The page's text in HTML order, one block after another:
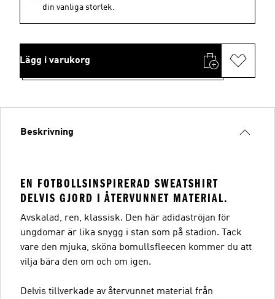
din vanliga storlek.
Lägg i varukorg
Beskrivning
EN FOTBOLLSINSPIRERAD SWEATSHIRT
DELVIS GJORD I ÅTERVUNNET MATERIAL.
Avskalad, ren, klassisk. Den här adidaströjan för
ungdomar är lika snygg i stan som på stadion. Tack
vare den mjuka, sköna bomullsfleecen kommer du att
vilja bära den om och om igen.
Delvis tillverkade av återvunnet material från